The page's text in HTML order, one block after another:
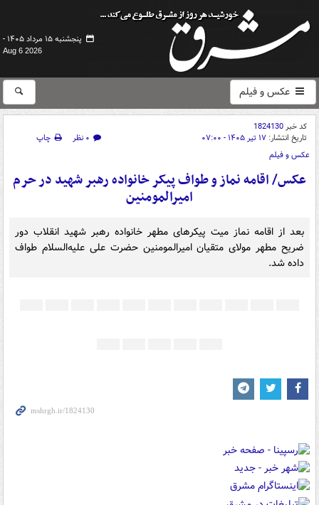
پنجشنبه ۱۵ مرداد ۱۴۰۵ -
Aug 6 2026
عکس و فیلم
کد خبر1824130
تاریخ انتشار: ۱۷ تیر ۱۴۰۵ - ۰۷:۰۰ ۰ نظر
چاپ
عکس و فیلم
عکس/ اقامه نماز و طواف پیکر خانواده رهبر شهید در حرم
امیرالمومنین
بعد از اقامه نماز میت پیکرهای مطهر خانواده رهبر شهید انقلاب دور
ضریح مطهر مولای متقیان امیرالمومنین حضرت علی علیه‌السلام طواف
داده شد.